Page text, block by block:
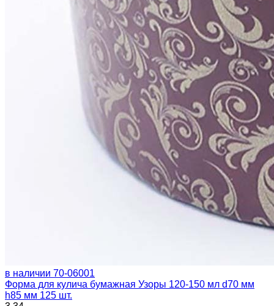
в наличии 70-06001
Форма для кулича бумажная Узоры 120-150 мл d70 мм
h85 мм 125 шт.